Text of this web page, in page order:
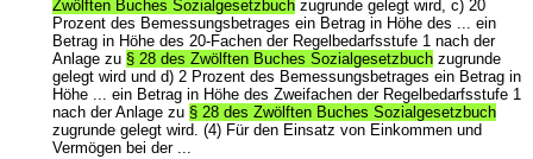
Zwölften Buches Sozialgesetzbuch zugrunde gelegt wird, c) 20
Prozent des Bemessungsbetrages ein Betrag in Höhe des ... ein
Betrag in Höhe des 20-Fachen der Regelbedarfsstufe 1 nach der
Anlage zu § 28 des Zwölften Buches Sozialgesetzbuch zugrunde
gelegt wird und d) 2 Prozent des Bemessungsbetrages ein Betrag in
Höhe ... ein Betrag in Höhe des Zweifachen der Regelbedarfsstufe 1
nach der Anlage zu § 28 des Zwölften Buches Sozialgesetzbuch
zugrunde gelegt wird. (4) Für den Einsatz von Einkommen und
Vermögen bei der ...